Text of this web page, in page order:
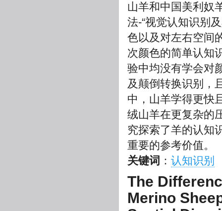
山羊和中国美利奴
法-“视觉认知识别
色以及对左右空间
次颜色的简单认知
验中均没有学会对
及颠倒转换识别，
中，山羊学得更快
绒山羊在更复杂的
究探索了羊的认知
重要的参考价值。
关键词 ： 认知识别
The
Merino